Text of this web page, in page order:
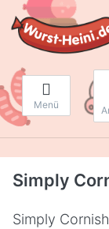
Menü
Simply
Simply Cornish